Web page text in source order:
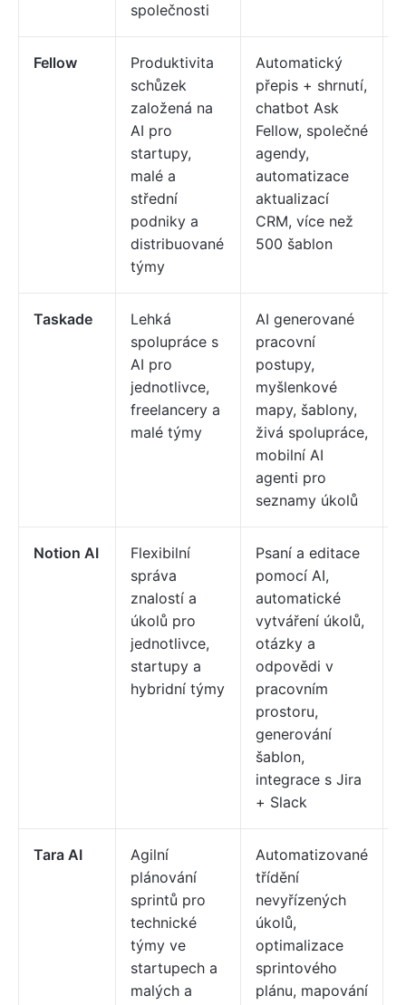
společnosti
Fellow
Produktivita
schůzek
založená na
AI pro
startupy,
malé a
střední
podniky a
distribuované
týmy
Automatický
přepis + shrnutí,
chatbot Ask
Fellow, společné
agendy,
automatizace
aktualizací
CRM, více než
500 šablon
Taskade
Lehká
spolupráce s
AI pro
jednotlivce,
freelancery a
malé týmy
AI generované
pracovní
postupy,
myšlenkové
mapy, šablony,
živá spolupráce,
mobilní AI
agenti pro
seznamy úkolů
Notion AI
Flexibilní
správa
znalostí a
úkolů pro
jednotlivce,
startupy a
hybridní týmy
Psaní a editace
pomocí AI,
automatické
vytváření úkolů,
otázky a
odpovědi v
pracovním
prostoru,
generování
šablon,
integrace s Jira
+ Slack
Tara AI
Agilní
plánování
sprintů pro
technické
týmy ve
startupech a
malých a
Automatizované
třídění
nevyřízených
úkolů,
optimalizace
sprintového
plánu, mapování